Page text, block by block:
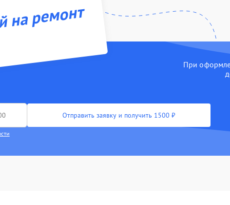
на ремонт
При
Отправить заявку и получить 1500 ₽